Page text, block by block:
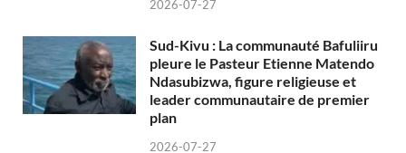
2026-07-27
Sud-Kivu : La communauté Bafuliiru
pleure le Pasteur Etienne Matendo
Ndasubizwa, figure religieuse et
leader communautaire de premier
plan
2026-07-27